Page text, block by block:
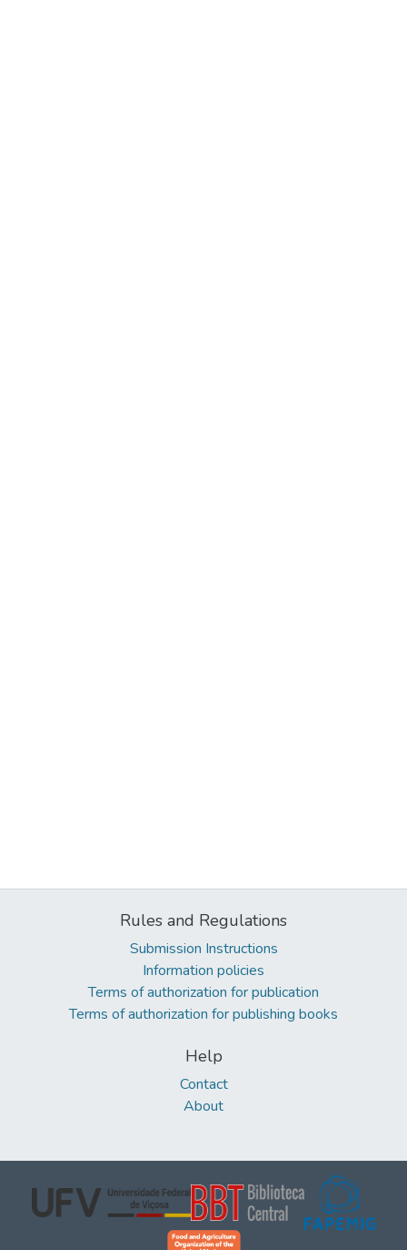
Rules and Regulations
Submission Instructions
Information policies
Terms of authorization for publication
Terms of authorization for publishing books
Help
Contact
About